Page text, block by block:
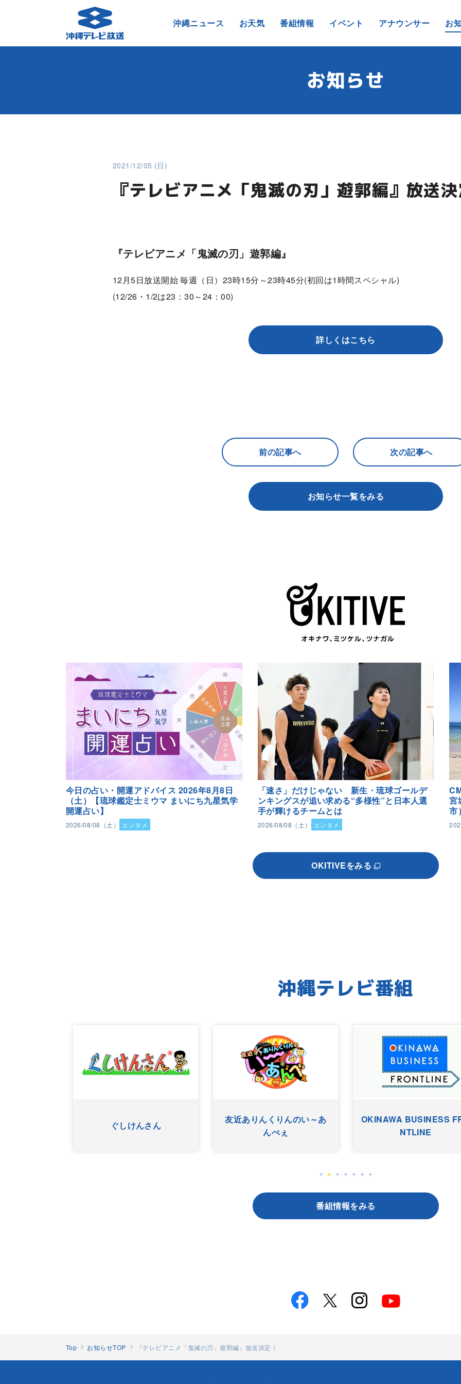
沖縄ニュース お天気 番組情報 イベント アナウンサー お
お知らせ
2021/12/05 (日)
『テレビアニメ「鬼滅の刃」遊郭編』放送
『テレビアニメ「鬼滅の刃」遊郭編』
12月5日放送開始 毎週（日）23時15分～23時45分(初回は1時間スペシャル)
(12/26・1/2は23：30～24：00)
詳しくはこちら
前の記事へ 次の記事へ
お知らせ一覧をみる
今日の占い・開運アドバイス 2026年8月8日
（土）【琉球鑑定士ミウマ まいにち九星気学
開運占い】
2026/08/08（土） エンタメ
「速さ」だけじゃない 新生・琉球ゴールデ
ンキングスが追い求める“多様性”と日本人選
手が輝けるチームとは
2026/08/08（土） エンタメ
宮
市
OKITIVEをみる
沖縄テレビ番組
ぐしけんさん
友近ありんくりんのい～あ
んべぇ
OKINAWA BUSINESS
NTLINE
番組情報をみる
Top お知らせTOP 『テレビアニメ「鬼滅の刃」遊郭編』放送決定！